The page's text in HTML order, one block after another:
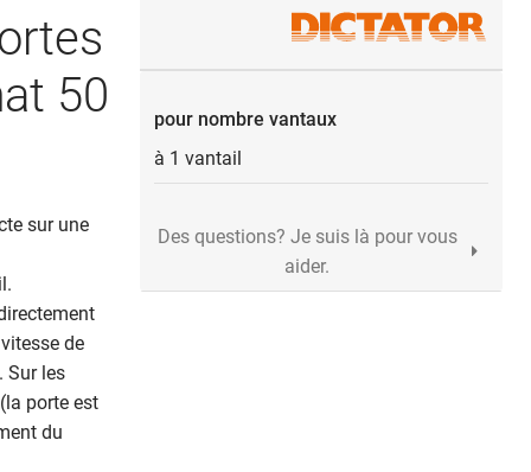
50
sur une
de
Sur les
porte est
du
pour nombre vantaux
à 1 vantail
Des questions? Je suis là pour vous
aider.